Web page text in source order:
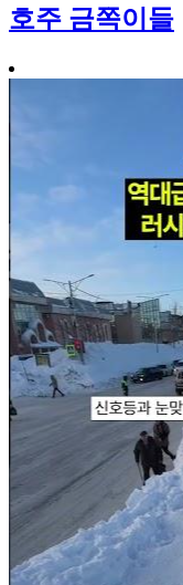
호주 금쪽이들